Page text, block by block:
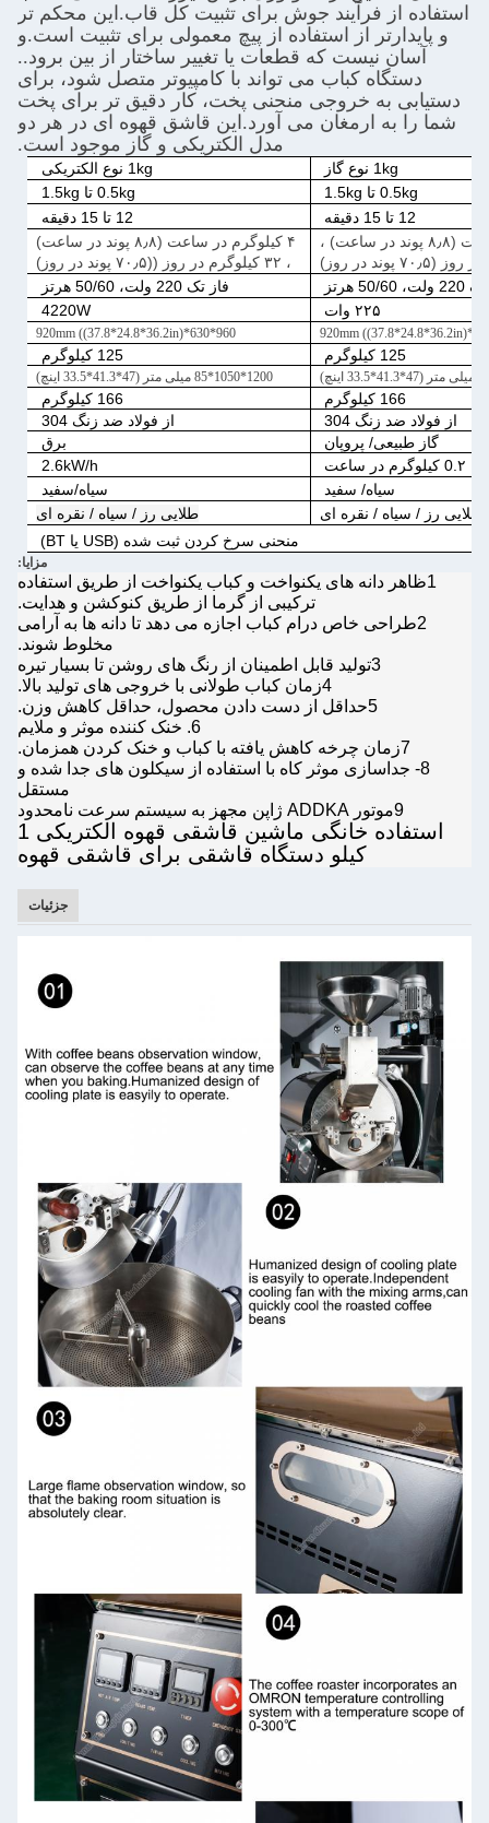
استفاده از فرآیند جوش برای تثبیت کل قاب.این محکم تر
و پایدارتر از استفاده از پیچ معمولی برای تثبیت است.و
آسان نیست که قطعات یا تغییر ساختار از بین برود..
دستگاه کباب می تواند با کامپیوتر متصل شود، برای
دستیابی به خروجی منحنی پخت، کار دقیق تر برای پخت
شما را به ارمغان می آورد.این قاشق قهوه ای در هر دو
مدل الکتریکی و گاز موجود است.
1kg نوع گاز
1kg نوع الکتریکی
0.5kg تا 1.5kg
0.5kg تا 1.5kg
12 تا 15 دقیقه
12 تا 15 دقیقه
۴ کیلوگرم در ساعت (۸٫۸ پوند در ساعت) ،
۴ کیلوگرم در ساعت (۸٫۸ پوند در ساعت)
، ۳۲ کیلوگرم در روز ((۷۰٫۵ پوند در روز)
60 هرتز
فاز تک 220 ولت، 50/60 هرتز
۲۲۵ وات
4220W
960*630*920mm ((37.8*24.8*36.2in)
125 کیلوگرم 125 کیلوگرم
1200*1050*85 میلی متر (47*41.3*33.5 اینچ)
166 کیلوگرم
166 کیلوگرم
از فولاد ضد زنگ 304
از فولاد ضد زنگ 304
گاز طبیعی/ پروپان
برق
0.۲ کیلوگرم در ساعت
2.6kW/h
سیاه/ سفید
سیاه/سفید
طلایی رز / سیاه / نقره ای
طلایی رز / سیاه / نقره ای
منحنی سرخ کردن ثبت شده (USB یا BT)
مزایا:
1ظاهر دانه های یکنواخت و کباب یکنواخت از طریق استفاده
ترکیبی از گرما از طریق کنوکشن و هدایت.
2طراحی خاص درام کباب اجازه می دهد تا دانه ها به آرامی
مخلوط شوند.
3تولید قابل اطمینان از رنگ های روشن تا بسیار تیره
4زمان کباب طولانی با خروجی های تولید بالا.
5حداقل از دست دادن محصول، حداقل کاهش وزن.
6. خنک کننده موثر و ملایم
7زمان چرخه کاهش یافته با کباب و خنک کردن همزمان.
8- جداسازی موثر کاه با استفاده از سیکلون های جدا شده و
مستقل
9موتور ADDKA ژاپن مجهز به سيستم سرعت نامحدود
استفاده خانگی ماشین قاشقی قهوه الکتریکی 1
کیلو دستگاه قاشقی برای قاشقی قهوه
جزئیات